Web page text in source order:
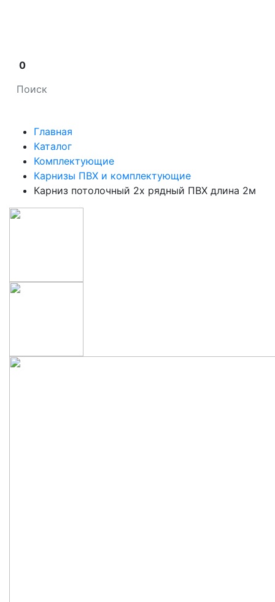
0
Главная
Каталог
Комплектующие
Карнизы ПВХ и комплектующие
Карниз потолочный 2х рядный ПВХ длина 2м